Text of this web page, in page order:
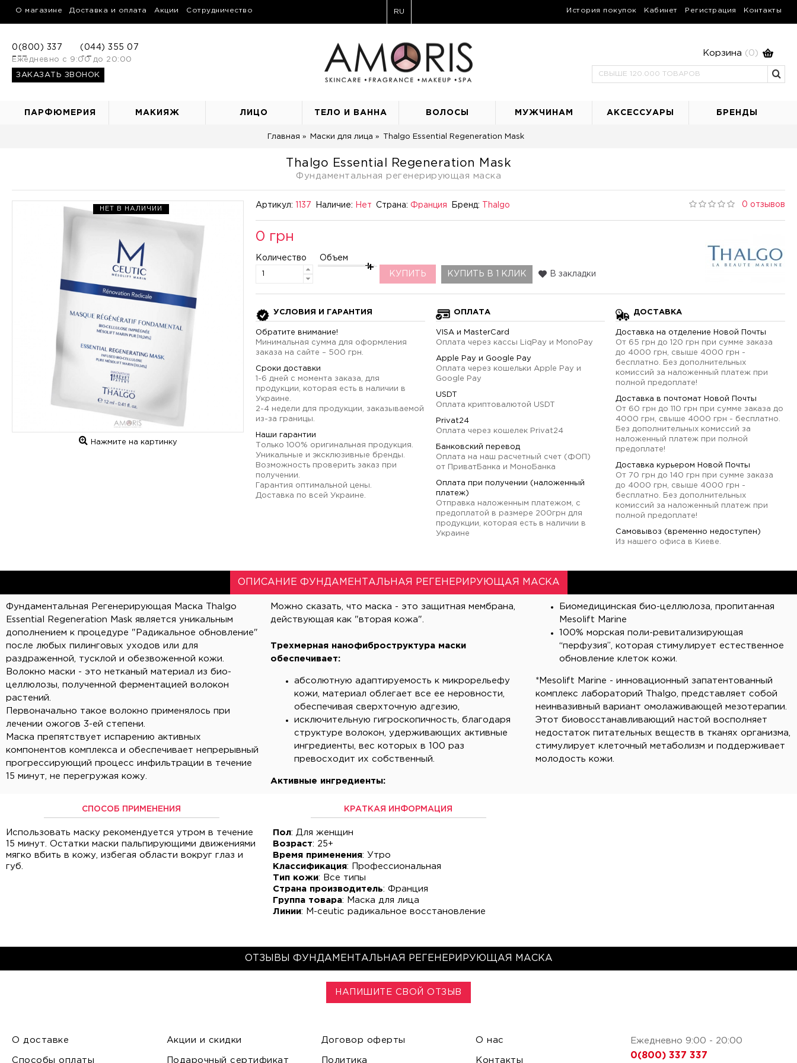
О магазине Доставка и оплата Акции Сотрудничество RU История покупок Кабинет Регистрация Контакты
0(800) 337
337
(044) 355 07
07
Ежедневно с 9:00 до 20:00
ЗАКАЗАТЬ ЗВОНОК
Корзина (0)
ПАРФЮМЕРИЯ МАКИЯЖ ЛИЦО ТЕЛО И ВАННА ВОЛОСЫ МУЖЧИНАМ АКСЕССУАРЫ БРЕНДЫ
Главная Маски для лица Thalgo Essential Regeneration Mask
Thalgo Essential Regeneration Mask
Фундаментальная регенерирующая маска
НЕТ В НАЛИЧИИ
Нажмите на картинку
Артикул: 1137 Наличие: Нет Страна:Франция Бренд: Thalgo 0 отзывов
0 грн
Количество Объем
КУПИТЬ КУПИТЬ В 1 КЛИК В закладки
УСЛОВИЯ И ГАРАНТИЯ
Обратите внимание!
Минимальная сумма для оформления
заказа на сайте – 500 грн.
Сроки доставки
1-6 дней с момента заказа, для
продукции, которая есть в наличии в
Украине.
2-4 недели для продукции, заказываемой
из-за границы.
Наши гарантии
Только 100% оригинальная продукция.
Уникальные и эксклюзивные бренды.
Возможность проверить заказ при
получении.
Гарантия оптимальной цены.
Доставка по всей Украине.
ОПЛАТА
VISA и MasterCard
Оплата через кассы LiqPay и MonoPay
Apple Pay и Google Pay
Оплата через кошельки Apple Pay и
Google Pay
USDT
Оплата криптовалютой USDT
Privat24
Оплата через кошелек Privat24
Банковский перевод
Оплата на наш расчетный счет (ФОП)
от ПриватБанка и МоноБанка
Оплата при получении (наложенный
платеж)
Отправка наложенным платежом, с
предоплатой в размере 200грн для
продукции, которая есть в наличии в
Украине
ДОСТАВКА
Доставка на отделение Новой Почты
От 65 грн до 120 грн при сумме заказа
до 4000 грн, свыше 4000 грн -
бесплатно. Без дополнительных
комиссий за наложенный платеж при
полной предоплате!
Доставка в почтомат Новой Почты
От 60 грн до 110 грн при сумме заказа до
4000 грн, свыше 4000 грн - бесплатно.
Без дополнительных комиссий за
наложенный платеж при полной
предоплате!
Доставка курьером Новой Почты
От 70 грн до 140 грн при сумме заказа
до 4000 грн, свыше 4000 грн -
бесплатно. Без дополнительных
комиссий за наложенный платеж при
полной предоплате!
Самовывоз (временно недоступен)
Из нашего офиса в Киеве.
ОПИСАНИЕ ФУНДАМЕНТАЛЬНАЯ РЕГЕНЕРИРУЮЩАЯ МАСКА
Фундаментальная Регенерирующая Маска Thalgo
Essential Regeneration Mask является уникальным
дополнением к процедуре "Радикальное обновление"
после любых пилинговых уходов или для
раздраженной, тусклой и обезвоженной кожи.
Волокно маски - это нетканый материал из био-
целлюлозы, полученной ферментацией волокон
растений.
Первоначально такое волокно применялось при
лечении ожогов 3-ей степени.
Маска препятствует испарению активных
компонентов комплекса и обеспечивает непрерывный
прогрессирующий процесс инфильтрации в течение
15 минут, не перегружая кожу.
Можно сказать, что маска - это защитная мембрана,
действующая как "вторая кожа".
Трехмерная нанофиброструктура маски
обеспечивает:
абсолютную адаптируемость к микрорельефу
кожи, материал облегает все ее неровности,
обеспечивая сверхточную адгезию,
исключительную гигроскопичность, благодаря
структуре волокон, удерживающих активные
ингредиенты, вес которых в 100 раз
превосходит их собственный.
Активные ингредиенты:
Биомедицинская био-целлюлоза, пропитанная
Mesolift Marine
100% морская поли-ревитализирующая
“перфузия”, которая стимулирует естественное
обновление клеток кожи.
*Mesolift Marine - инновационный запатентованный
комплекс лабораторий Thalgo, представляет собой
неинвазивный вариант омолаживающей мезотерапии.
Этот биовосстанавливающий настой восполняет
недостаток питательных веществ в тканях организма,
стимулирует клеточный метаболизм и поддерживает
молодость кожи.
СПОСОБ ПРИМЕНЕНИЯ
Использовать маску рекомендуется утром в течение
15 минут. Остатки маски пальпирующими движениями
мягко вбить в кожу, избегая области вокруг глаз и
губ.
КРАТКАЯ ИНФОРМАЦИЯ
Пол: Для женщин
Возраст: 25+
Время применения: Утро
Классификация: Профессиональная
Тип кожи: Все типы
Страна производитель: Франция
Группа товара: Маска для лица
Линии: M-ceutic радикальное восстановление
ОТЗЫВЫ ФУНДАМЕНТАЛЬНАЯ РЕГЕНЕРИРУЮЩАЯ МАСКА
НАПИШИТЕ СВОЙ ОТЗЫВ
О доставке
Способы оплаты
Акции и скидки
Подарочный сертификат
Договор оферты
Политика
О нас
Контакты
Ежедневно 9:00 - 20:00
0(800) 337 337